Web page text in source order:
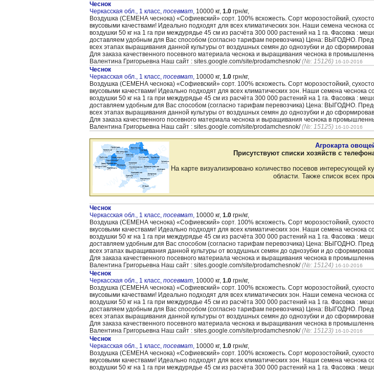
Чеснок
Черкасская обл., 1 класс, посевмат, 10000 кг, 1.0 грн/кг,
Воздушка (CЕМЕНА чеснока) «Cофиевский» сорт. 100% всхожесть. Сорт морозостойкий,
вкусовыми качествами! Идеально подходят для всех климатических зон. Наши семена
воздушки 50 кг на 1 га при междурядье 45 см из расчёта 300 000 растений на 1 га. Фасовка :
доставляем удобным для Вас способом (согласно тарифам перевозчика) Цена: ВЫГОДНО.
всех этапах выращивания данной культуры от воздушных семян до однозубки и до
Для заказа качественного посевного материала чеснока и выращивания чеснока в
Валентина Григорьевна Наш сайт : sites.google.com/site/prodamchesnok/(№: 15126) 16-10-2016
Чеснок
Черкасская обл., 1 класс, посевмат, 10000 кг, 1.0 грн/кг,
Воздушка (CЕМЕНА чеснока) «Cофиевский» сорт. 100% всхожесть. Сорт морозостойкий,
вкусовыми качествами! Идеально подходят для всех климатических зон. Наши семена
воздушки 50 кг на 1 га при междурядье 45 см из расчёта 300 000 растений на 1 га. Фасовка :
доставляем удобным для Вас способом (согласно тарифам перевозчика) Цена: ВЫГОДНО.
всех этапах выращивания данной культуры от воздушных семян до однозубки и до
Для заказа качественного посевного материала чеснока и выращивания чеснока в
Валентина Григорьевна Наш сайт : sites.google.com/site/prodamchesnok/(№: 15125) 16-10-2016
Агрокарта
Присутствуют списки хозяйств с
На карте визуализировано количество посевов интересующей
области. Также список всех
Чеснок
Черкасская обл., 1 класс, посевмат, 10000 кг, 1.0 грн/кг,
Воздушка (CЕМЕНА чеснока) «Cофиевский» сорт. 100% всхожесть. Сорт морозостойкий,
вкусовыми качествами! Идеально подходят для всех климатических зон. Наши семена
воздушки 50 кг на 1 га при междурядье 45 см из расчёта 300 000 растений на 1 га. Фасовка :
доставляем удобным для Вас способом (согласно тарифам перевозчика) Цена: ВЫГОДНО.
всех этапах выращивания данной культуры от воздушных семян до однозубки и до
Для заказа качественного посевного материала чеснока и выращивания чеснока в
Валентина Григорьевна Наш сайт : sites.google.com/site/prodamchesnok/(№: 15124) 16-10-2016
Чеснок
Черкасская обл., 1 класс, посевмат, 10000 кг, 1.0 грн/кг,
Воздушка (CЕМЕНА чеснока) «Cофиевский» сорт. 100% всхожесть. Сорт морозостойкий,
вкусовыми качествами! Идеально подходят для всех климатических зон. Наши семена
воздушки 50 кг на 1 га при междурядье 45 см из расчёта 300 000 растений на 1 га. Фасовка :
доставляем удобным для Вас способом (согласно тарифам перевозчика) Цена: ВЫГОДНО.
всех этапах выращивания данной культуры от воздушных семян до однозубки и до
Для заказа качественного посевного материала чеснока и выращивания чеснока в
Валентина Григорьевна Наш сайт : sites.google.com/site/prodamchesnok/(№: 15123) 16-10-2016
Чеснок
Черкасская обл., 1 класс, посевмат, 10000 кг, 1.0 грн/кг,
Воздушка (CЕМЕНА чеснока) «Cофиевский» сорт. 100% всхожесть. Сорт морозостойкий,
вкусовыми качествами! Идеально подходят для всех климатических зон. Наши семена
воздушки 50 кг на 1 га при междурядье 45 см из расчёта 300 000 растений на 1 га. Фасовка :